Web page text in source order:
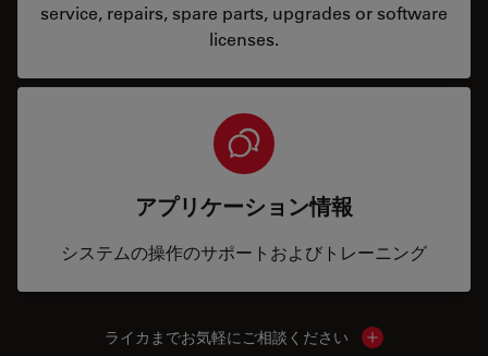
service, repairs, spare parts, upgrades or software
licenses.
アプリケーション情報
システムの操作のサポートおよびトレーニング
ライカまでお気軽にご相談ください Show local